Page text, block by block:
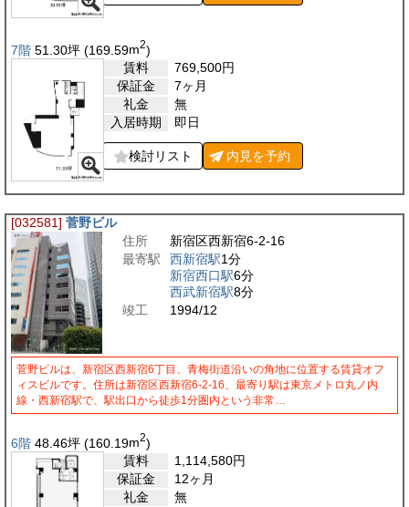
7階 51.30坪 (169.59m2)
賃料
769,500円
保証金
7ヶ月
礼金
無
入居時期
即日
検討リスト 内見を予約
[032581] 菅野ビル
住所
新宿区西新宿6-2-16
最寄駅
西新宿駅1分
新宿西口駅6分
西武新宿駅8分
竣工
1994/12
菅野ビルは、新宿区西新宿6丁目、青梅街道沿いの角地に位置する賃貸オフ
ィスビルです。住所は新宿区西新宿6-2-16、最寄り駅は東京メトロ丸ノ内
線・西新宿駅で、駅出口から徒歩1分圏内という非常…
6階 48.46坪 (160.19m2)
賃料
1,114,580円
保証金
12ヶ月
礼金
無